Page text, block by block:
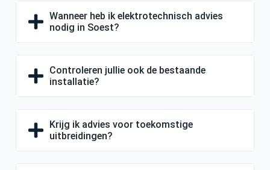
Wanneer heb ik elektrotechnisch advies
nodig in Soest?
Controleren jullie ook de bestaande
installatie?
Krijg ik advies voor toekomstige
uitbreidingen?